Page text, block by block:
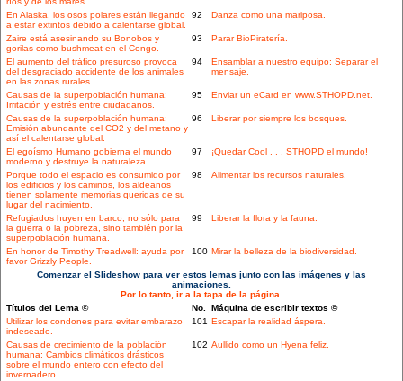
En Alaska, los osos polares están llegando
a estar extintos debido a calentarse global.
92 Danza como una mariposa.
Zaire está asesinando su Bonobos y
gorilas como bushmeat en el Congo.
93 Parar BioPiratería.
El aumento del tráfico presuroso provoca
del desgraciado accidente de los animales
en las zonas rurales.
94
Ensamblar a nuestro equipo: Separar el
mensaje.
Causas de la superpoblación humana:
Irritación y estrés entre ciudadanos.
95 Enviar un eCard en www.STHOPD.net.
Causas de la superpoblación humana:
Emisión abundante del CO2 y del metano y
así el calentarse global.
96 Liberar por siempre los bosques.
El egoísmo Humano gobierna el mundo
moderno y destruye la naturaleza.
97 ¡Quedar Cool . . . STHOPD el mundo!
Porque todo el espacio es consumido por
los edificios y los caminos, los aldeanos
tienen solamente memorias queridas de su
lugar del nacimiento.
98 Alimentar los recursos naturales.
Refugiados huyen en barco, no sólo para
la guerra o la pobreza, sino también por la
superpoblación humana.
99 Liberar la flora y la fauna.
En honor de Timothy Treadwell: ayuda por
favor Grizzly People.
100 Mirar la belleza de la biodiversidad.
Comenzar el Slideshow para ver estos lemas junto con las imágenes y las
animaciones.
Por lo tanto, ir a la tapa de la página.
Títulos del Lema ©
No. Máquina de escribir textos ©
Utilizar los condones para evitar embarazo
indeseado.
101 Escapar la realidad áspera.
Causas de crecimiento de la población
humana: Cambios climáticos drásticos
sobre el mundo entero con efecto del
invernadero.
102 Aullido como un Hyena feliz.